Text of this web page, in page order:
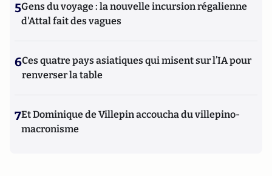
5Gens du voyage : la nouvelle incursion régalienne
d'Attal fait des vagues
6Ces quatre pays asiatiques qui misent sur l’IA pour
renverser la table
7Et Dominique de Villepin accoucha du villepino-
macronisme